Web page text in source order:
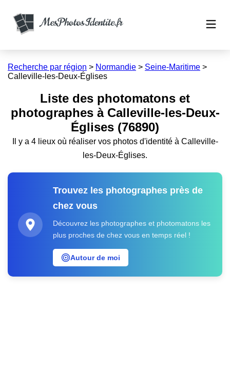
Recherche par région > Normandie > Seine-Maritime >
Calleville-les-Deux-Églises
Liste des photomatons et
photographes à Calleville-les-Deux-
Églises (76890)
Il y a 4 lieux où réaliser vos photos d'identité à Calleville-
les-Deux-Églises.
Trouvez les photographes près de
chez vous
Découvrez les photographes et photomatons les
plus proches de chez vous en temps réel !
Autour de moi